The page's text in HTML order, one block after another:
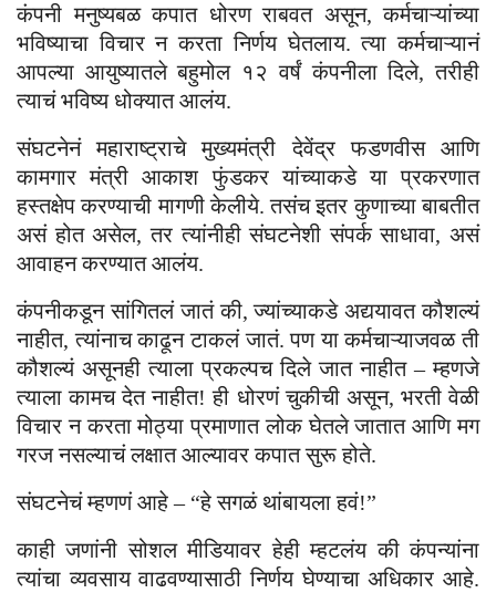
कंपनी मनुष्यबळ कपात धोरण राबवत असून, कर्मचाऱ्यांच्या
भविष्याचा विचार न करता निर्णय घेतलाय. त्या कर्मचाऱ्यानं
आपल्या आयुष्यातले बहुमोल १२ वर्षं कंपनीला दिले, तरीही
त्याचं भविष्य धोक्यात आलंय.
संघटनेनं महाराष्ट्राचे मुख्यमंत्री देवेंद्र फडणवीस आणि
कामगार मंत्री आकाश फुंडकर यांच्याकडे या प्रकरणात
हस्तक्षेप करण्याची मागणी केलीये. तसंच इतर कुणाच्या बाबतीत
असं होत असेल, तर त्यांनीही संघटनेशी संपर्क साधावा, असं
आवाहन करण्यात आलंय.
कंपनीकडून सांगितलं जातं की, ज्यांच्याकडे अद्ययावत कौशल्यं
नाहीत, त्यांनाच काढून टाकलं जातं. पण या कर्मचाऱ्याजवळ ती
कौशल्यं असूनही त्याला प्रकल्पच दिले जात नाहीत – म्हणजे
त्याला कामच देत नाहीत! ही धोरणं चुकीची असून, भरती वेळी
विचार न करता मोठ्या प्रमाणात लोक घेतले जातात आणि मग
गरज नसल्याचं लक्षात आल्यावर कपात सुरू होते.
संघटनेचं म्हणणं आहे – “हे सगळं थांबायला हवं!”
काही जणांनी सोशल मीडियावर हेही म्हटलंय की कंपन्यांना
त्यांचा व्यवसाय वाढवण्यासाठी निर्णय घेण्याचा अधिकार आहे.